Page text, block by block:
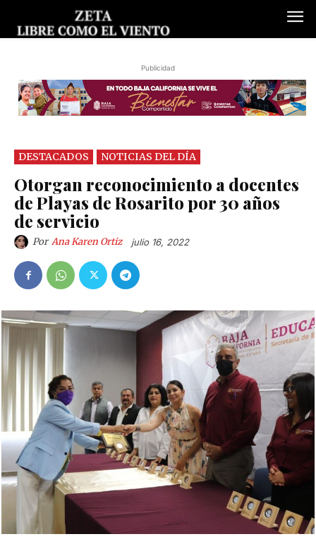
Publicidad
DESTACADOS NOTICIAS DEL DÍA
Otorgan reconocimiento a docentes
de Playas de Rosarito por 30 años
de servicio
Por Ana Karen Ortiz julio 16, 2022